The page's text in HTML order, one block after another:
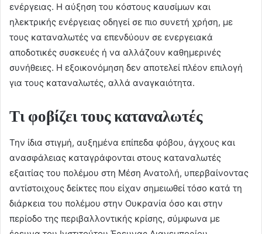
ενέργειας. Η αύξηση του κόστους καυσίμων και
ηλεκτρικής ενέργειας οδηγεί σε πιο συνετή χρήση, με
τους καταναλωτές να επενδύουν σε ενεργειακά
αποδοτικές συσκευές ή να αλλάζουν καθημερινές
συνήθειες. Η εξοικονόμηση δεν αποτελεί πλέον επιλογή
για τους καταναλωτές, αλλά αναγκαιότητα.
Τι φοβίζει τους καταναλωτές
Την ίδια στιγμή, αυξημένα επίπεδα φόβου, άγχους και
ανασφάλειας καταγράφονται στους καταναλωτές
εξαιτίας του πολέμου στη Μέση Ανατολή, υπερβαίνοντας
αντίστοιχους δείκτες που είχαν σημειωθεί τόσο κατά τη
διάρκεια του πολέμου στην Ουκρανία όσο και στην
περίοδο της περιβαλλοντικής κρίσης, σύμφωνα με